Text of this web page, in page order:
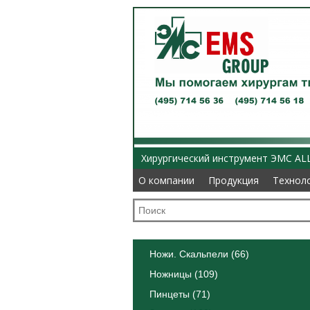
Хирургический инструмент ЭМС
О компании
Продукция
О компании
Продукция
Ножи. Скальпели (66)
Ножницы (109)
Пинцеты (71)